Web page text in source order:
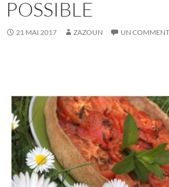
POSSIBLE
21 MAI 2017 ZAZOUN UN